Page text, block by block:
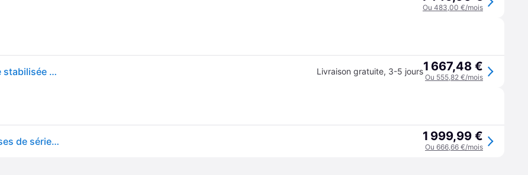
Ou 483,00 €/mois
Canon - Jumelles 10 x 42 L IS WP - Etanche, à image stabilisée - Porro Livraison gratuite, 3-5 jours1 667,48 €
Ou 555,82 €/mois
Jumelles portables tous temps étanches et lumineuses de série L 10x42L IS Canon 1 999,99 €
Ou 666,66 €/mois